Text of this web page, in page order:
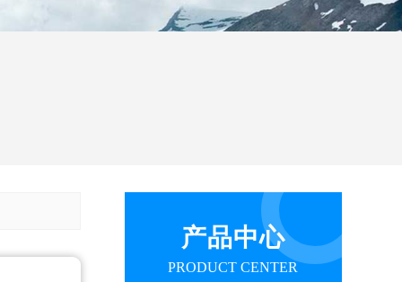
产品中心
PRODUCT CENTER